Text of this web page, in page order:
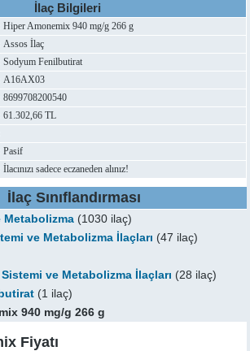
İlaç Bilgileri
Hiper Amonemix 940 mg/g 266 g
Assos İlaç
Sodyum Fenilbutirat
A16AX03
8699708200540
61.302,66 TL
Pasif
İlacınızı sadece eczaneden alınız!
İlaç Sınıflandırması
Metabolizma (1030 ilaç)
ve Metabolizma İlaçları (47 ilaç)
ve Metabolizma İlaçları (28 ilaç)
(1 ilaç)
940 mg/g 266 g
Fiyatı